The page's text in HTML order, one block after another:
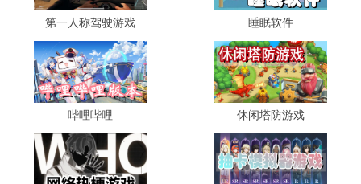
第一人称驾驶游戏 睡眠软件
哔哩哔哩 休闲塔防游戏